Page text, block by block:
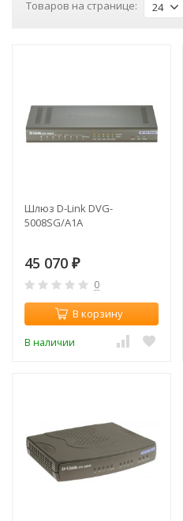
Товаров на странице: 24
Шлюз D-Link DVG-
5008SG/A1A
45 070 ₽
0
В корзину
В наличии